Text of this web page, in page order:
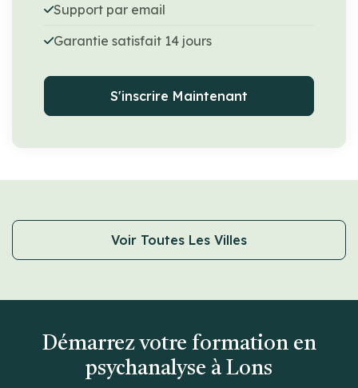
Support par email
Garantie satisfait 14 jours
S'inscrire Maintenant
Voir Toutes Les Villes
Démarrez votre formation en
psychanalyse à Lons